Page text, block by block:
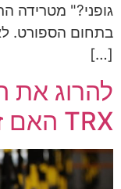
גופני?" מטרידה
בתחום הספורט.
[…]
להרוג את
TRX האם זה באמת שווה?